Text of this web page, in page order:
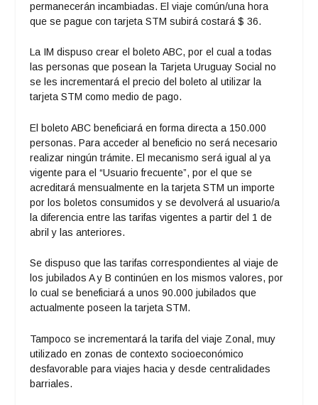
permanecerán incambiadas. El viaje común/una hora
que se pague con tarjeta STM subirá costará $ 36.
La IM dispuso crear el boleto ABC, por el cual a todas
las personas que posean la Tarjeta Uruguay Social no
se les incrementará el precio del boleto al utilizar la
tarjeta STM como medio de pago.
El boleto ABC beneficiará en forma directa a 150.000
personas. Para acceder al beneficio no será necesario
realizar ningún trámite. El mecanismo será igual al ya
vigente para el “Usuario frecuente”, por el que se
acreditará mensualmente en la tarjeta STM un importe
por los boletos consumidos y se devolverá al usuario/a
la diferencia entre las tarifas vigentes a partir del 1 de
abril y las anteriores.
Se dispuso que las tarifas correspondientes al viaje de
los jubilados A y B continúen en los mismos valores, por
lo cual se beneficiará a unos 90.000 jubilados que
actualmente poseen la tarjeta STM.
Tampoco se incrementará la tarifa del viaje Zonal, muy
utilizado en zonas de contexto socioeconómico
desfavorable para viajes hacia y desde centralidades
barriales.